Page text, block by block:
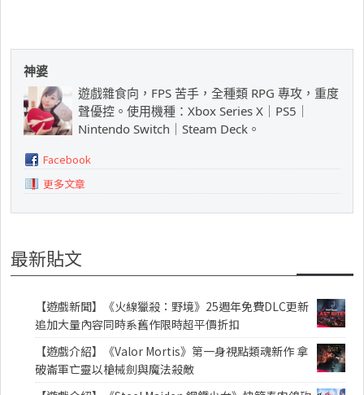
神婆
遊戲雜食向，FPS 苦手，全種類 RPG 專攻，重度
聲優控。使用機種：Xbox Series X｜PS5｜
Nintendo Switch｜Steam Deck。
Facebook
更多文章
最新貼文
【遊戲新聞】《火線獵殺：野境》25週年免費DLC更新
追加大量內容同時系舊作限時超平價折扣
【遊戲介紹】《Valor Mortis》第一身視點類魂新作 拿
破崙軍亡靈以槍械劍與魔法殺敵